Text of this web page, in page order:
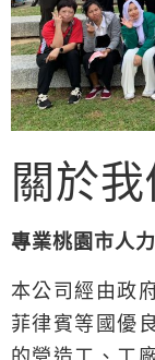
關於我
專業桃園市人
本公司經由政
菲律賓等國優